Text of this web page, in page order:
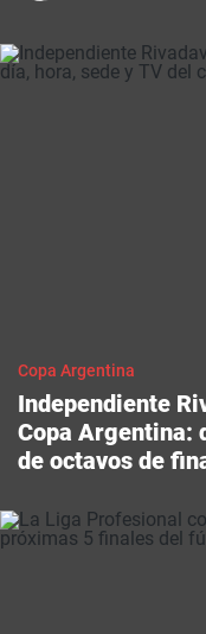
Copa Argentina
Independiente
Copa Argentina:
de octavos de